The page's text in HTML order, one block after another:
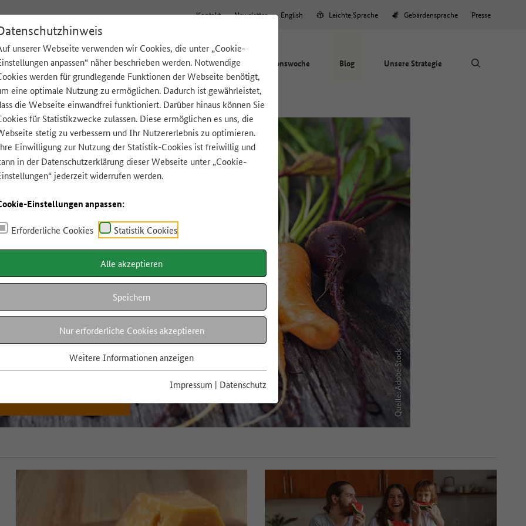
unserer Webseite verwenden wir Cookies, die unter „Cookie-
anpassen“ näher beschrieben werden. Notwendige
werden für grundlegende Funktionen der Webseite benötigt,
eine optimale Nutzung zu ermöglichen. Dadurch ist gewährleistet,
die Webseite einwandfrei funktioniert. Darüber hinaus können Sie
für Statistikzwecke zulassen. Diese ermöglichen es uns, die
stetig zu verbessern und Ihr Nutzererlebnis zu optimieren.
Einwilligung zur Nutzung der Statistik-Cookies ist freiwillig und
in der Datenschutzerklärungdieser Webseite unter „Cookie-
jederzeit widerrufen werden.
Einstellungen anpassen:
Erforderliche Cookies Statistik Cookies
Alle akzeptieren
Speichern
Nur erforderliche Cookies akzeptieren
Weitere Informationen anzeigen
Impressum | Datenschutz
Kontakt Newsletter English Leichte Sprache Gebärdensprache Presse
Tipps für zu Hause Lebensmittel A-Z App Aktionswoche Blog Unsere Strategie
Quelle: Adobe Stock